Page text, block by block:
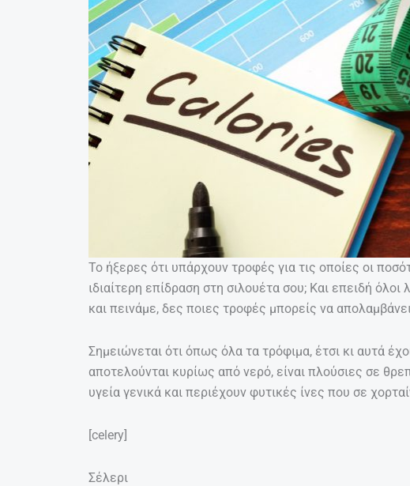
Το ήξερες ότι υπάρχουν τροφές για τις οποίες οι
ιδιαίτερη επίδραση στη σιλουέτα σου; Και επειδή όλοι
και πεινάμε, δες ποιες τροφές μπορείς να
Σημειώνεται ότι όπως όλα τα τρόφιμα, έτσι κι αυτά
αποτελούνται κυρίως από νερό, είναι πλούσιες σε
υγεία γενικά και περιέχουν φυτικές ίνες που σε
[celery]
Σέλερι